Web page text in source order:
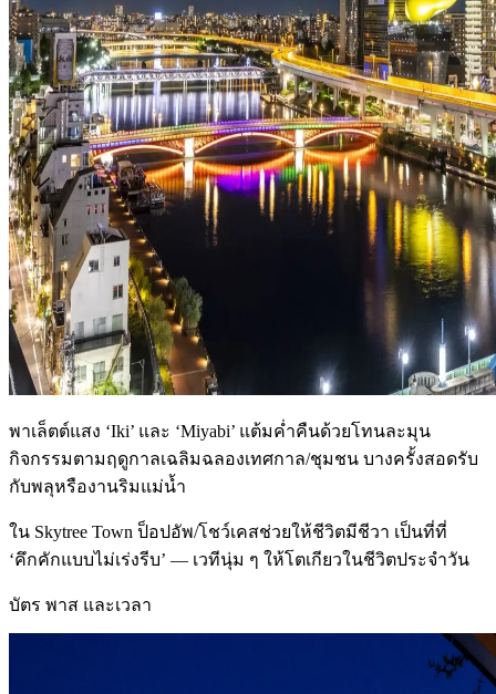
พาเล็ตต์แสง ‘Iki’ และ ‘Miyabi’ แต้มค่ำคืนด้วยโทนละมุน
กิจกรรมตามฤดูกาลเฉลิมฉลองเทศกาล/ชุมชน บางครั้งสอดรับ
กับพลุหรืองานริมแม่น้ำ
ใน Skytree Town ป็อปอัพ/โชว์เคสช่วยให้ชีวิตมีชีวา เป็นที่ที่
‘คึกคักแบบไม่เร่งรีบ’ — เวทีนุ่ม ๆ ให้โตเกียวในชีวิตประจำวัน
บัตร พาส และเวลา